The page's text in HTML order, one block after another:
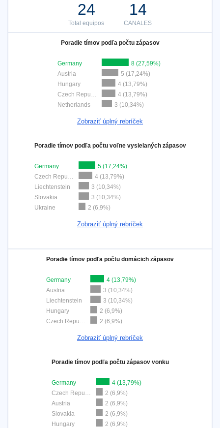
14
CANALES
24
Total equipos
Poradie tímov podľa počtu zápasov
Germany
8 (27,59%)
Austria
5 (17,24%)
Hungary
4 (13,79%)
Czech Republic
4 (13,79%)
Netherlands
3 (10,34%)
Zobraziť úplný rebríček
Poradie tímov podľa počtu voľne vysielaných zápasov
Germany
5 (17,24%)
Czech Republic
4 (13,79%)
Liechtenstein
3 (10,34%)
Slovakia
3 (10,34%)
Ukraine
2 (6,9%)
Zobraziť úplný rebríček
Poradie tímov podľa počtu domácich zápasov
Germany
4 (13,79%)
Austria
3 (10,34%)
Liechtenstein
3 (10,34%)
Hungary
2 (6,9%)
Czech Republic
2 (6,9%)
Zobraziť úplný rebríček
Poradie tímov podľa počtu zápasov vonku
Germany
4 (13,79%)
Czech Republic
2 (6,9%)
Austria
2 (6,9%)
Slovakia
2 (6,9%)
Hungary
2 (6,9%)